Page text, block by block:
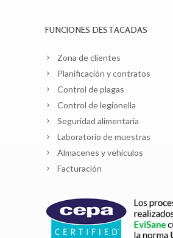
FUNCIONES DESTACADAS
Zona de clientes
Planificación y contratos
Control de plagas
Control de legionella
Seguridad alimentaria
Laboratorio de muestras
Almacenes y vehículos
Facturación